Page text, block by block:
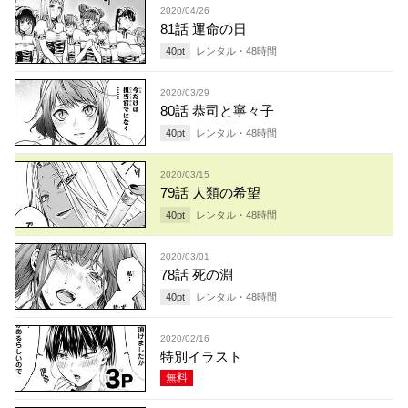
2020/04/26
81話 運命の日
40pt レンタル・ 48時間
2020/03/29
80話 恭司と寧々子
40pt レンタル・ 48時間
2020/03/15
79話 人類の希望
40pt レンタル・ 48時間
2020/03/01
78話 死の淵
40pt レンタル・ 48時間
2020/02/16
特別イラスト
無料